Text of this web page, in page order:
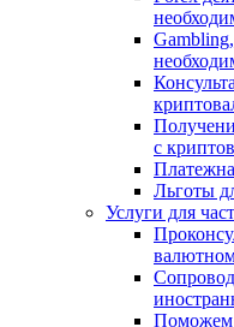
с
Льготы
Услуги для
Поможем